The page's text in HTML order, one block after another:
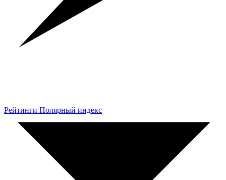
Рейтинги Полярный индекс